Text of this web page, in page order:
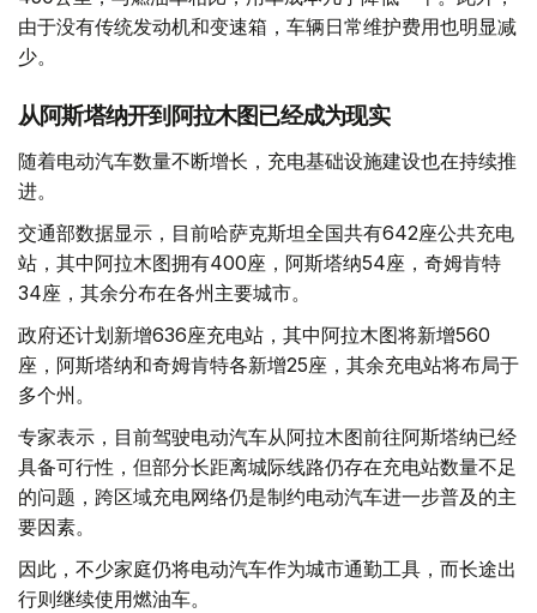
由于没有传统发动机和变速箱，车辆日常维护费用也明显减
少。
从阿斯塔纳开到阿拉木图已经成为现实
随着电动汽车数量不断增长，充电基础设施建设也在持续推
进。
交通部数据显示，目前哈萨克斯坦全国共有642座公共充电
站，其中阿拉木图拥有400座，阿斯塔纳54座，奇姆肯特
34座，其余分布在各州主要城市。
政府还计划新增636座充电站，其中阿拉木图将新增560
座，阿斯塔纳和奇姆肯特各新增25座，其余充电站将布局于
多个州。
专家表示，目前驾驶电动汽车从阿拉木图前往阿斯塔纳已经
具备可行性，但部分长距离城际线路仍存在充电站数量不足
的问题，跨区域充电网络仍是制约电动汽车进一步普及的主
要因素。
因此，不少家庭仍将电动汽车作为城市通勤工具，而长途出
行则继续使用燃油车。